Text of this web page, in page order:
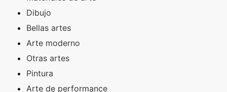
Dibujo
Bellas artes
Arte moderno
Otras artes
Pintura
Arte de performance